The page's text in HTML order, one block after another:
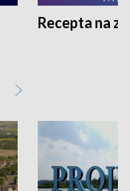
Recepta na